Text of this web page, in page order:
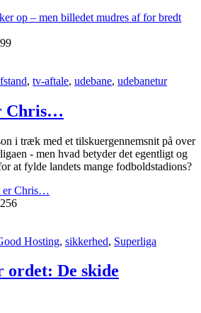
op – men billedet mudres af for bredt
, tv-aftale, udebane, udebanetur
Chris…
i træk med et tilskuergennemsnit på over
- men hvad betyder det egentligt og
at fylde landets mange fodboldstadions?
er Chris…
Hosting, sikkerhed, Superliga
ordet: De skide